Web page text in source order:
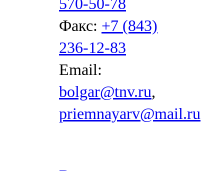
570-50-78
Факс: +7 (843)
236-12-83
Email:
bolgar@tnv.ru,
priemnayarv@mail.ru